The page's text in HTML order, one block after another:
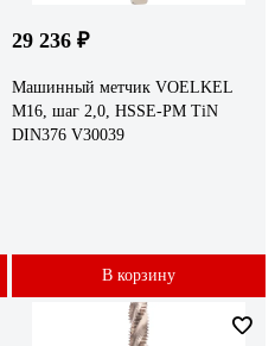
29 236 ₽
Машинный метчик VOELKEL
М16, шаг 2,0, HSSE-PM TiN
DIN376 V30039
В корзину